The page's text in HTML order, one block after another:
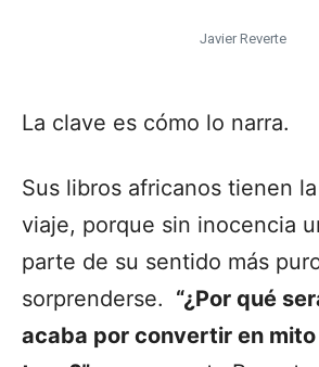
Javier Reverte
La clave es cómo lo narra.
Sus libros africanos tienen
viaje, porque sin inocencia
parte de su sentido más
sorprenderse. “¿Por qué
acaba por convertir en